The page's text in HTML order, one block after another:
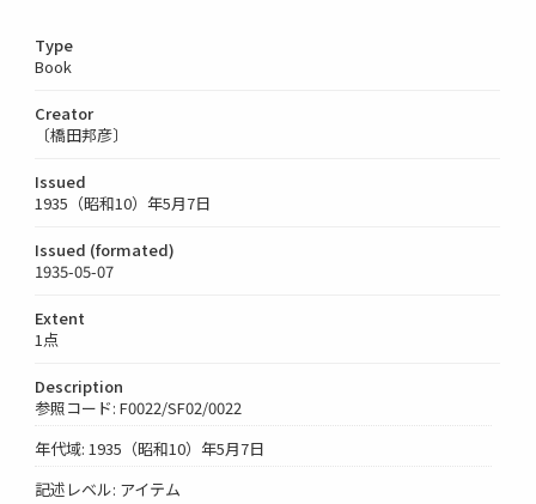
Type
Book
Creator
〔橋田邦彦〕
Issued
1935（昭和10）年5月7日
Issued (formated)
1935-05-07
Extent
1点
Description
参照コード: F0022/SF02/0022
年代域: 1935（昭和10）年5月7日
記述レベル: アイテム